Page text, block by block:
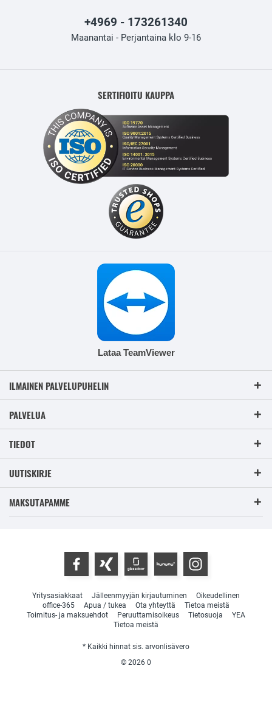
+4969 - 173261340
Maanantai - Perjantaina klo 9-16
SERTIFIOITU KAUPPA
Lataa TeamViewer
ILMAINEN PALVELUPUHELIN
PALVELUA
TIEDOT
UUTISKIRJE
MAKSUTAPAMME
Yritysasiakkaat Jälleenmyyjän kirjautuminen
Oikeudellinen
office-365
Apua / tukea Ota yhteyttä
Tietoa meistä
Toimitus- ja maksuehdot
Peruuttamisoikeus Tietosuoja
YEA
Tietoa meistä
* Kaikki hinnat sis. arvonlisävero
© 2026 0